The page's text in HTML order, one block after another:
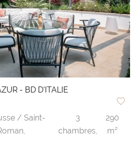
- BD D'ITALIE
/ Saint-
3
chambres,
290
m²